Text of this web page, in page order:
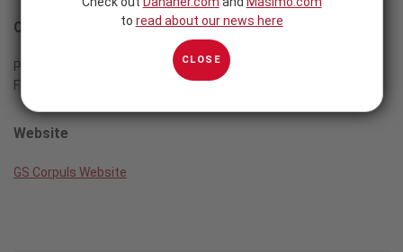
Contact
Phone:
Fax: +49 8191 6572222
Website
GS Corpuls Website
to read about our news here
CLOSE